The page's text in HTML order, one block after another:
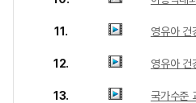
11. 영유아 건
12. 영유아 건
13. 국가수준